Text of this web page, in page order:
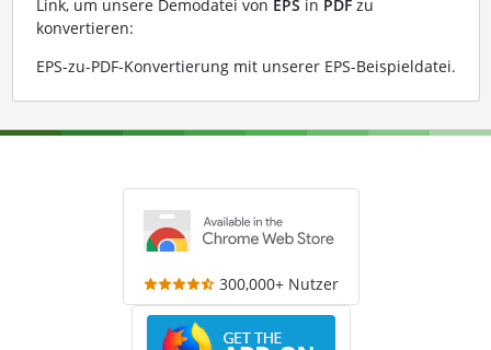
Link, um unsere Demodatei von EPS in PDFzu
konvertieren:
EPS-zu-PDF-Konvertierung mit unserer EPS-Beispieldatei.
300,000+ Nutzer